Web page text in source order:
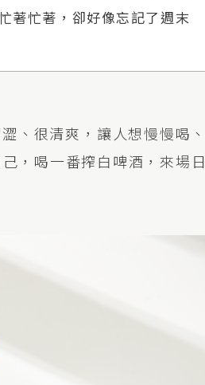
著忙著，卻好像忘記了週末
、很清爽，讓人想慢慢喝、
，喝一番搾白啤酒，來場日